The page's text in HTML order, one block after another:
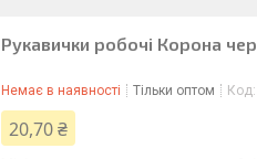
Рукавички робочі Корона
Немає в наявності Тільки оптом Код:
20,70 ₴